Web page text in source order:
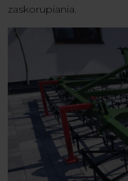
zaskorupiania.